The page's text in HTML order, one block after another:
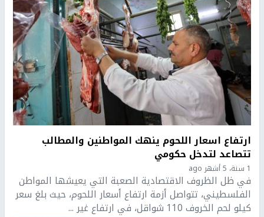
ارتفاع اسعار اللحوم ينهك المواطنين والمطالب
تتصاعد لتدخل حكومي
1 سنة، 5 أشهر ago
في ظل الظروف الاقتصادية الصعبة التي يعيشها المواطن
الفلسطيني، تتواصل أزمة ارتفاع أسعار اللحوم، حيث بلغ سعر
كيلو لحم الخروف 110 شواقل، في ارتفاع غير ...